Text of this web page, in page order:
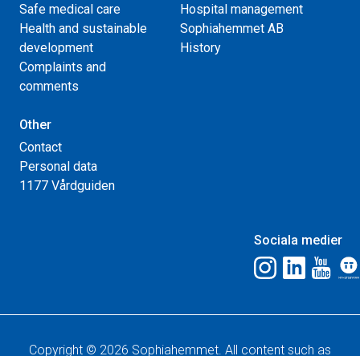
Safe medical care
Health and sustainable
development
Complaints and
comments
Hospital management
Sophiahemmet AB
History
Other
Contact
Personal data
1177 Vårdguiden
Sociala medier
Copyright © 2026 Sophiahemmet. All content such as